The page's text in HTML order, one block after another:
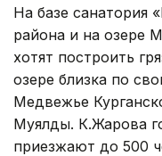
На базе санатория
района и на озере
хотят построить
озере близка по
Медвежье
Муялды. К.Жарова
приезжают до 500